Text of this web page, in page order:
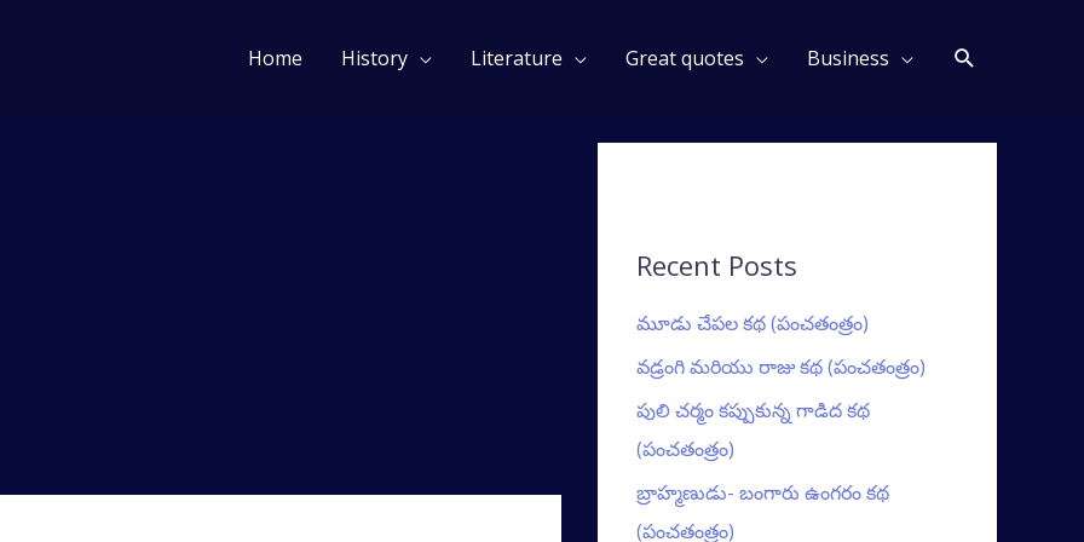
Home History Literature Great quotes Business Search
Recent Posts
మూడు చేపల కథ (పంచతంత్రం)
వడ్రంగి మరియు రాజు కథ (పంచతంత్రం)
పులి చర్మం కప్పుకున్న గాడిద కథ
(పంచతంత్రం)
బ్రాహ్మణుడు- బంగారు ఉంగరం కథ
(పంచతంత్రం)